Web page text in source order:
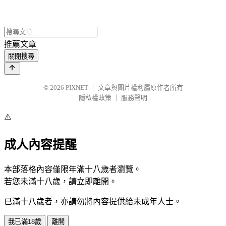
推薦文章
關閉搜尋
© 2026 PIXNET
文章與圖片權利屬原作者所有
隱私權政策
服務聲明
⚠️
成人內容提醒
本部落格內容僅限年滿十八歲者瀏覽。
若您未滿十八歲，請立即離開。
已滿十八歲者，亦請勿將內容提供給未成年人士。
我已滿18歲 離開